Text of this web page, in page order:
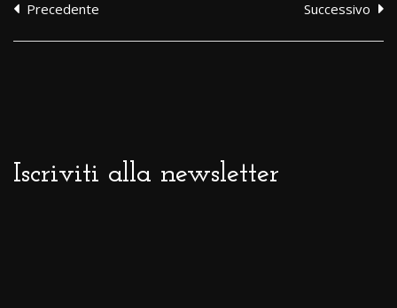
Precedente Successivo
Iscriviti alla newsletter